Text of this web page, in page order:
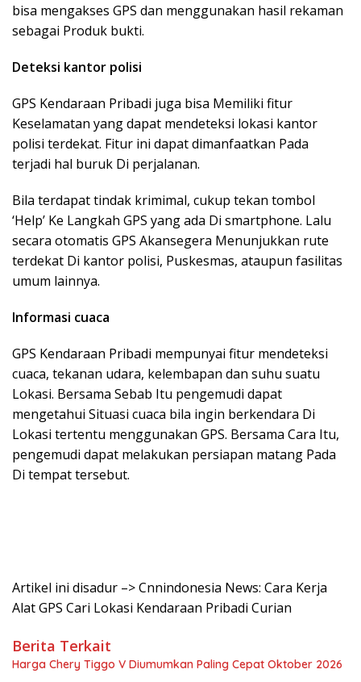
bisa mengakses GPS dan menggunakan hasil rekaman
sebagai Produk bukti.
Deteksi kantor polisi
GPS Kendaraan Pribadi juga bisa Memiliki fitur
Keselamatan yang dapat mendeteksi lokasi kantor
polisi terdekat. Fitur ini dapat dimanfaatkan Pada
terjadi hal buruk Di perjalanan.
Bila terdapat tindak krimimal, cukup tekan tombol
‘Help’ Ke Langkah GPS yang ada Di smartphone. Lalu
secara otomatis GPS Akansegera Menunjukkan rute
terdekat Di kantor polisi, Puskesmas, ataupun fasilitas
umum lainnya.
Informasi cuaca
GPS Kendaraan Pribadi mempunyai fitur mendeteksi
cuaca, tekanan udara, kelembapan dan suhu suatu
Lokasi. Bersama Sebab Itu pengemudi dapat
mengetahui Situasi cuaca bila ingin berkendara Di
Lokasi tertentu menggunakan GPS. Bersama Cara Itu,
pengemudi dapat melakukan persiapan matang Pada
Di tempat tersebut.
Artikel ini disadur –> Cnnindonesia News: Cara Kerja
Alat GPS Cari Lokasi Kendaraan Pribadi Curian
Berita Terkait
Harga Chery Tiggo V Diumumkan Paling Cepat Oktober 2026